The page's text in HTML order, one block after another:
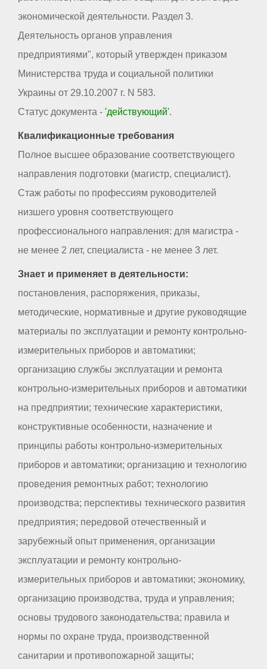
экономической деятельности. Раздел 3.
Деятельность органов управления
предприятиями", который утвержден приказом
Министерства труда и социальной политики
Украины от 29.10.2007 г. N 583.
Статус документа - 'действующий'.
Квалификационные требования
Полное высшее образование соответствующего
направления подготовки (магистр, специалист).
Стаж работы по профессиям руководителей
низшего уровня соответствующего
профессионального направления: для магистра -
не менее 2 лет, специалиста - не менее 3 лет.
Знает и применяет в деятельности:
постановления, распоряжения, приказы,
методические, нормативные и другие руководящие
материалы по эксплуатации и ремонту контрольно-
измерительных приборов и автоматики;
организацию службы эксплуатации и ремонта
контрольно-измерительных приборов и автоматики
на предприятии; технические характеристики,
конструктивные особенности, назначение и
принципы работы контрольно-измерительных
приборов и автоматики; организацию и технологию
проведения ремонтных работ; технологию
производства; перспективы технического развития
предприятия; передовой отечественный и
зарубежный опыт применения, организации
эксплуатации и ремонту контрольно-
измерительных приборов и автоматики; экономику,
организацию производства, труда и управления;
основы трудового законодательства; правила и
нормы по охране труда, производственной
санитарии и противопожарной защиты;